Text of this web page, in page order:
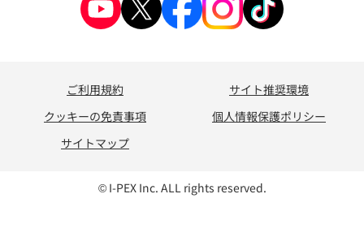
ご利用規約
サイト推奨環境
クッキーの免責事項
個人情報保護ポリシー
サイトマップ
© I-PEX Inc. ALL rights reserved.